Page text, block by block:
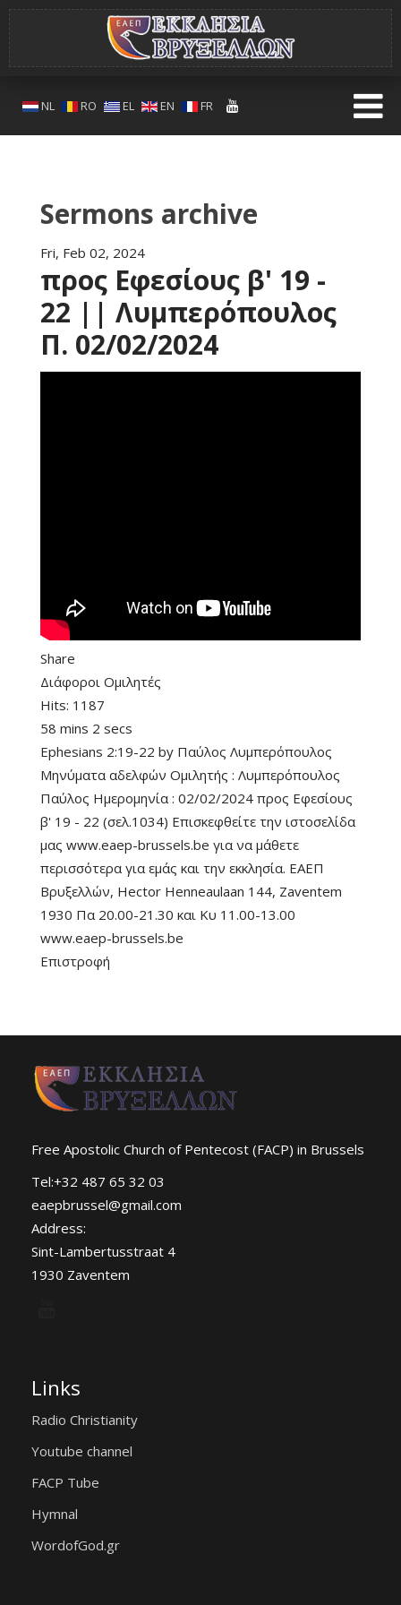
NL RO EL EN FR
Sermons archive
Fri, Feb 02, 2024
προς Εφεσίους β' 19 -
22 || Λυμπερόπουλος
Π. 02/02/2024
Share
Διάφοροι Ομιλητές
Hits: 1187
58 mins 2 secs
Ephesians 2:19-22 by Παύλος Λυμπερόπουλος
Μηνύματα αδελφών Ομιλητής : Λυμπερόπουλος
Παύλος Ημερομηνία : 02/02/2024 προς Εφεσίους
β' 19 - 22 (σελ.1034) Επισκεφθείτε την ιστοσελίδα
μας www.eaep-brussels.be για να μάθετε
περισσότερα για εμάς και την εκκλησία. ΕΑΕΠ
Βρυξελλών, Hector Henneaulaan 144, Zaventem
1930 Πα 20.00-21.30 και Κυ 11.00-13.00
www.eaep-brussels.be
Επιστροφή
Free Apostolic Church of Pentecost (FACP) in Brussels
Tel:+32 487 65 32 03
eaepbrussel@gmail.com
Address:
Sint-Lambertusstraat 4
1930 Zaventem
Links
Radio Christianity
Youtube channel
FACP Tube
Hymnal
WordofGod.gr